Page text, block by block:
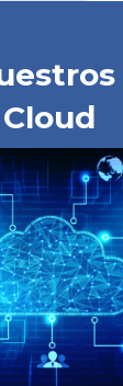
Cloud